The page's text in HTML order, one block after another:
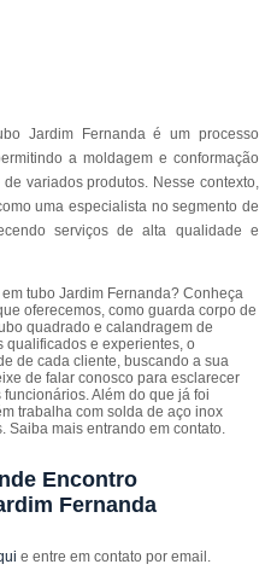
Jardim Fernanda é um processo
a moldagem e conformação
variados produtos. Nesse contexto,
uma especialista no segmento de
serviços de alta qualidade e
tubo Jardim Fernanda? Conheça
oferecemos, como guarda corpo de
quadrado e calandragem de
e experientes, o
de cada cliente, buscando a sua
de falar conosco para esclarecer
Além do que já foi
trabalha com solda de aço inox
Saiba mais entrando em contato.
Encontro
Fernanda
e entre em contato por email.